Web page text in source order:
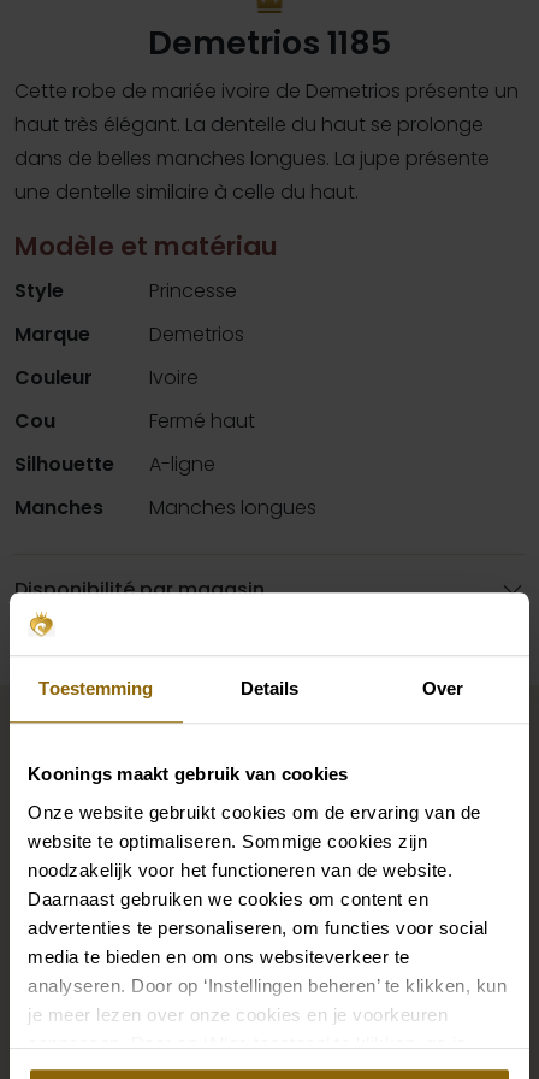
Toestemming Details Over
Koonings maakt gebruik van cookies
Onze website gebruikt cookies om de ervaring van de
website te optimaliseren. Sommige cookies zijn
noodzakelijk voor het functioneren van de website.
Daarnaast gebruiken we cookies om content en
advertenties te personaliseren, om functies voor social
media te bieden en om ons websiteverkeer te
analyseren. Door op ‘Instellingen beheren’ te klikken, kun
je meer lezen over onze cookies en je voorkeuren
aanpassen. Door op ‘Alles toestaan’ te klikken, ga je
akkoord met het gebruik van alle cookies.
Demetrios 1185
Cette robe de mariée ivoire de Demetrios présente un
haut très élégant. La dentelle du haut se prolonge
dans de belles manches longues. La jupe présente
une dentelle similaire à celle du haut.
Modèle et matériau
Style
Princesse
Marque
Demetrios
Couleur
Ivoire
Cou
Fermé haut
Silhouette
A-ligne
Manches
Manches longues
Disponibilité par magasin
Complétez votre look de
Des chaussures de mariage parfaites sous votre robe
de mariée, mais aussi des colliers, des bracelets et des
boucles d'oreilles assortis à votre robe de mariée ou
un beau voile, un bandeau ou une épingle à cheveux
pour votre coiffure de mariée : votre look de mariée
n'est complet que s'il est assorti à des accessoires.
Grâce à notre vaste boutique d'accessoires pour les